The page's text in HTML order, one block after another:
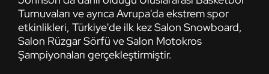
Turnuvaları ve ayrıca Avrupa'da ekstrem spor
etkinlikleri, Türkiye'de ilk kez Salon Snowboard,
Salon Rüzgar Sörfü ve Salon Motokros
Şampiyonaları gerçekleştirmiştir.